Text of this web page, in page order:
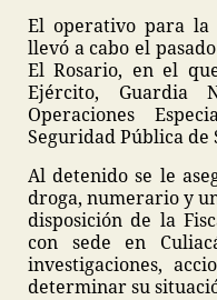
El operativo para la
llevó a cabo el
El Rosario, en el
Ejército, Guardia
Operaciones
Seguridad Pública de
Al detenido se le
droga, numerario y
disposición de la
con sede en
investigaciones,
determinar su